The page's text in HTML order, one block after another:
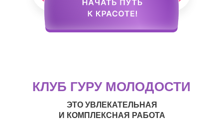
КЛУБ ГУРУ МОЛОДОСТИ
ЭТО УВЛЕКАТЕЛЬНАЯ
И КОМПЛЕКСНАЯ РАБОТА